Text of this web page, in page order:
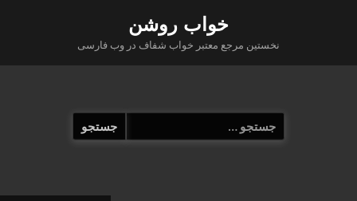
خواب روشن
نخستین مرجع معتبر خواب شفاف در وب فارسی
جستجو
برای: